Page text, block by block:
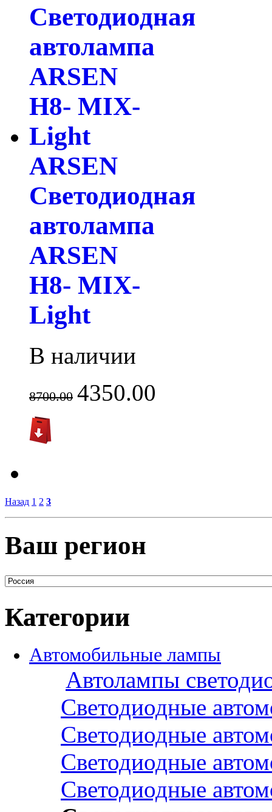
ARSEN
Светодиодная
автолампа
ARSEN
H8- MIX-
Light
В наличии
8700.00 4350.00
Назад 1 2 3
Ваш регион
Категории
Автомобильные лампы
Автолампы
Светодиодные
Светодиодные
Светодиодные
Светодиодные